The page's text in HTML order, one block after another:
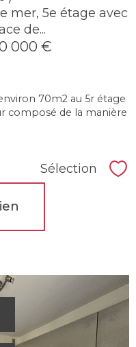
mer, 5e étage avec
de...
000 €
70m2 au 5r étage
composé de la manière
Sélection